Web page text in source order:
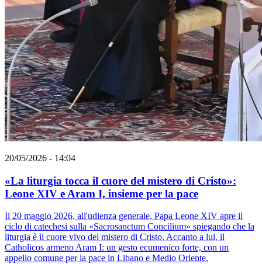
20/05/2026 - 14:04
«La liturgia tocca il cuore del mistero di Cristo»:
Leone XIV e Aram I, insieme per la pace
Il 20 maggio 2026, all'udienza generale, Papa Leone XIV apre il
ciclo di catechesi sulla «Sacrosanctum Concilium» spiegando che la
liturgia è il cuore vivo del mistero di Cristo. Accanto a lui, il
Catholicos armeno Aram I: un gesto ecumenico forte, con un
appello comune per la pace in Libano e Medio Oriente.